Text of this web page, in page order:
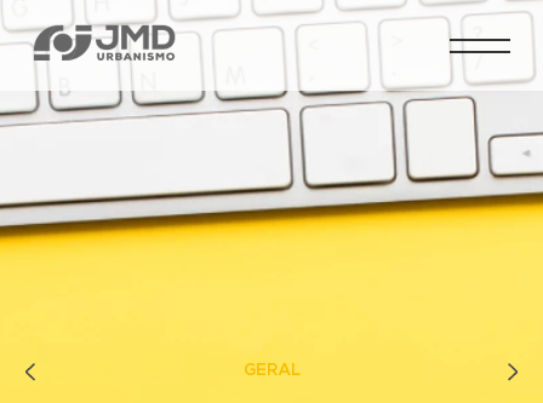
Previous GERAL Next